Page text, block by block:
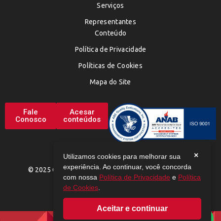
Serviços
Representantes
Conteúdo
Política de Privacidade
Políticas de Cookies
Mapa do Site
Fale
Conosco
Acesar
conteúdos
© 2025 CHEMAX. TODOS OS DIREITOS RESERVADOS
×
Utilizamos cookies para melhorar sua
experiência. Ao continuar, você concorda
com nossa Política de Privacidade e Política
de Cookies
Aceitar e continuar